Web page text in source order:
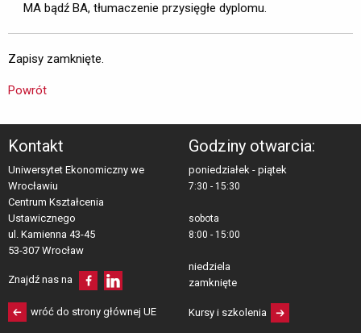
MA bądź BA, tłumaczenie przysięgłe dyplomu.
Zapisy zamknięte.
Powrót
Kontakt
Uniwersytet Ekonomiczny we
Wrocławiu
Centrum Kształcenia
Ustawicznego
ul. Kamienna 43-45
53-307 Wrocław
Znajdź nas na
wróć do strony głównej UE
Godziny otwarcia:
poniedziałek - piątek
7:30 - 15:30
sobota
8:00 - 15:00
niedziela
zamknięte
Kursy i szkolenia